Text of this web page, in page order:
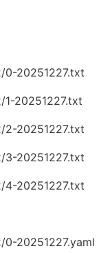
20251227.txt
20251227.txt
20251227.txt
20251227.txt
20251227.txt
20251227.yaml